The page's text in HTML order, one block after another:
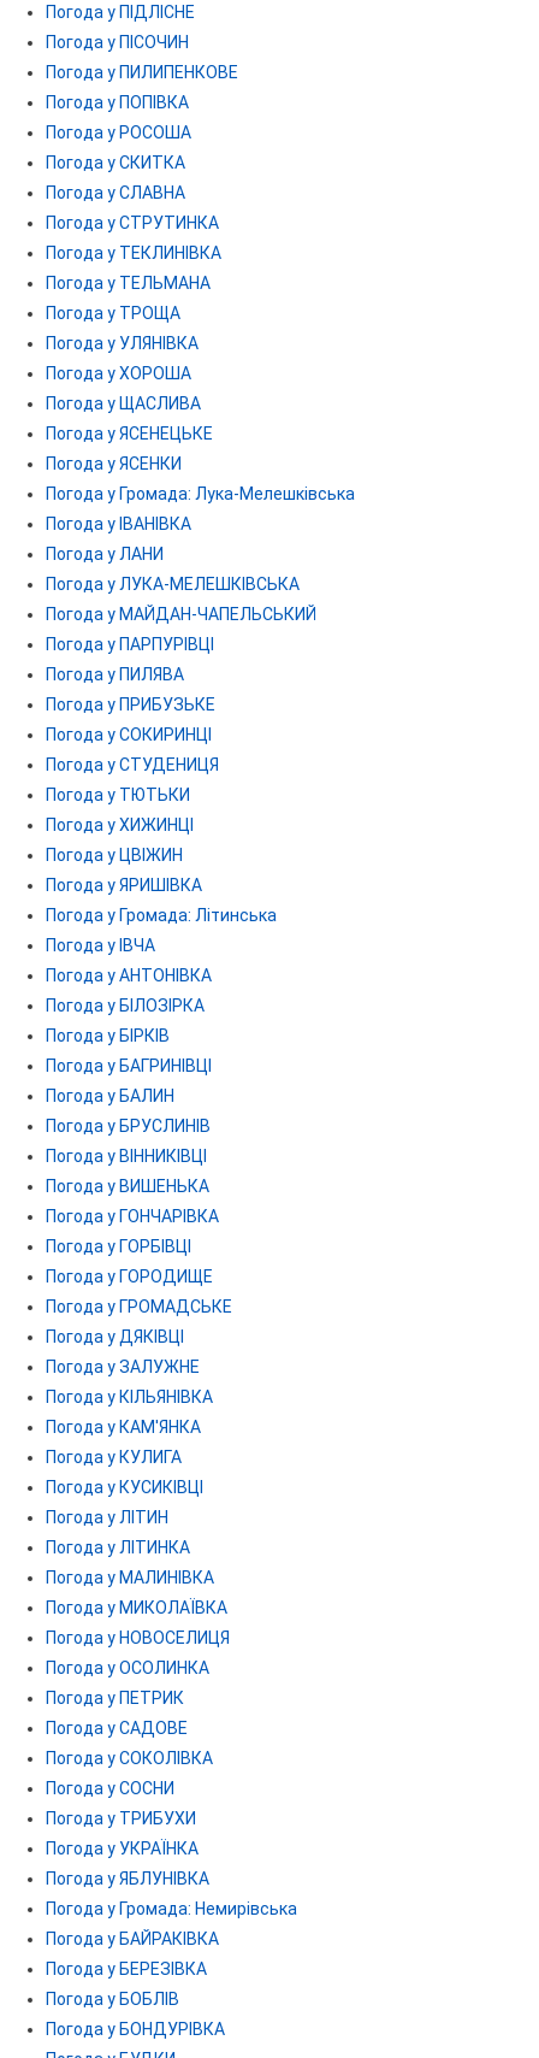
Погода у ПІДЛІСНЕ
Погода у ПІСОЧИН
Погода у ПИЛИПЕНКОВЕ
Погода у ПОПІВКА
Погода у РОСОША
Погода у СКИТКА
Погода у СЛАВНА
Погода у СТРУТИНКА
Погода у ТЕКЛИНІВКА
Погода у ТЕЛЬМАНА
Погода у ТРОЩА
Погода у УЛЯНІВКА
Погода у ХОРОША
Погода у ЩАСЛИВА
Погода у ЯСЕНЕЦЬКЕ
Погода у ЯСЕНКИ
Погода у Громада: Лука-Мелешківська
Погода у ІВАНІВКА
Погода у ЛАНИ
Погода у ЛУКА-МЕЛЕШКІВСЬКА
Погода у МАЙДАН-ЧАПЕЛЬСЬКИЙ
Погода у ПАРПУРІВЦІ
Погода у ПИЛЯВА
Погода у ПРИБУЗЬКЕ
Погода у СОКИРИНЦІ
Погода у СТУДЕНИЦЯ
Погода у ТЮТЬКИ
Погода у ХИЖИНЦІ
Погода у ЦВІЖИН
Погода у ЯРИШІВКА
Погода у Громада: Літинська
Погода у ІВЧА
Погода у АНТОНІВКА
Погода у БІЛОЗІРКА
Погода у БІРКІВ
Погода у БАГРИНІВЦІ
Погода у БАЛИН
Погода у БРУСЛИНІВ
Погода у ВІННИКІВЦІ
Погода у ВИШЕНЬКА
Погода у ГОНЧАРІВКА
Погода у ГОРБІВЦІ
Погода у ГОРОДИЩЕ
Погода у ГРОМАДСЬКЕ
Погода у ДЯКІВЦІ
Погода у ЗАЛУЖНЕ
Погода у КІЛЬЯНІВКА
Погода у КАМ'ЯНКА
Погода у КУЛИГА
Погода у КУСИКІВЦІ
Погода у ЛІТИН
Погода у ЛІТИНКА
Погода у МАЛИНІВКА
Погода у МИКОЛАЇВКА
Погода у НОВОСЕЛИЦЯ
Погода у ОСОЛИНКА
Погода у ПЕТРИК
Погода у САДОВЕ
Погода у СОКОЛІВКА
Погода у СОСНИ
Погода у ТРИБУХИ
Погода у УКРАЇНКА
Погода у ЯБЛУНІВКА
Погода у Громада: Немирівська
Погода у БАЙРАКІВКА
Погода у БЕРЕЗІВКА
Погода у БОБЛІВ
Погода у БОНДУРІВКА